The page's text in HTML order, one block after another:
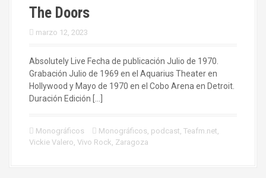
The Doors
marzo 12, 2023
Absolutely Live Fecha de publicación Julio de 1970.
Grabación Julio de 1969 en el Aquarius Theater en
Hollywood y Mayo de 1970 en el Cobo Arena en Detroit.
Duración Edición […]
Monográficos Monográficos, podcast, Teafm.net,
Vickie Valero, Vivo Rock, Zaragoza